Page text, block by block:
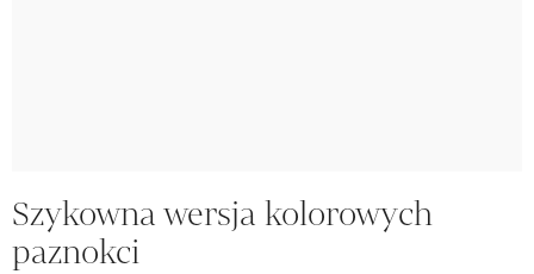
Szykowna wersja kolorowych
paznokci